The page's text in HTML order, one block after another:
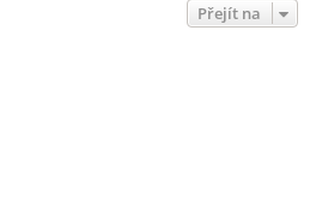
Přejít na